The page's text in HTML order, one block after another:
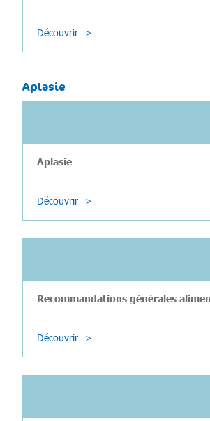
Découvrir
Aplasie
Aplasie
Découvrir
Recommandations générales
Découvrir